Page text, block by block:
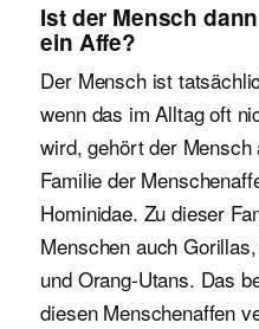
Ist der Mensch
ein Affe?
Der Mensch ist
wenn das im Alltag oft
wird, gehört der
Familie der
Hominidae. Zu dieser
Menschen auch
und Orang-Utans. Das
diesen Menschenaffen